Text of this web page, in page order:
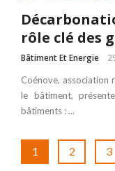
rôle clé des
Bâtiment Et Energie
Coénove, association
le bâtiment,
bâtiments : ...
1 2 3